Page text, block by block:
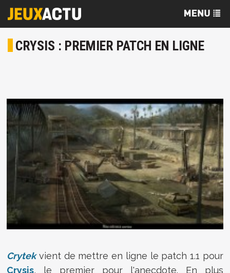
CRYSIS : PREMIER PATCH EN LIGNE
Crytekvient de mettre en ligne le patch 1.1 pour
Crysis, le premier pour l'anecdote. En plus